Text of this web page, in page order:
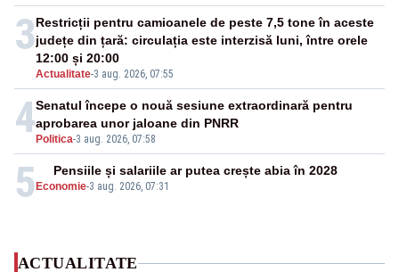
3
Actualitate-3 aug. 2026, 07:55
Restricții pentru camioanele de peste 7,5 tone în aceste
județe din țară: circulația este interzisă luni, între orele
12:00 și 20:00
4 Politica-3 aug. 2026, 07:58
Senatul începe o nouă sesiune extraordinară pentru
aprobarea unor jaloane din PNRR
5 Economie-3 aug. 2026, 07:31
Pensiile și salariile ar putea crește abia în 2028
ACTUALITATE